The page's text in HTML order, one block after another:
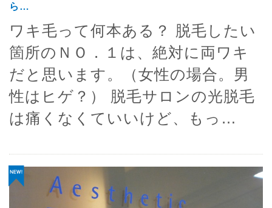
ら…
ワキ毛って何本ある？ 脱毛したい
箇所のＮＯ．１は、絶対に両ワキ
だと思います。（女性の場合。男
性はヒゲ？） 脱毛サロンの光脱毛
は痛くなくていいけど、もっ…